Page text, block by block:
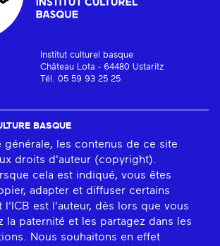
Institut culturel basque
Château Lota - 64480 Ustaritz
Tél. 05 59 93 25 25
BASQUE
générale, les contenus de ce site
droits d'auteur (copyright).
cela est indiqué, vous êtes
adapter et diffuser certains
l'ICB est l'auteur, dès lors que vous
la paternité et les partagez dans les
Nous souhaitons en effet